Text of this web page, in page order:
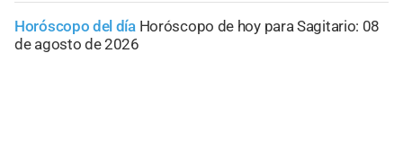
Horóscopo del día Horóscopo de hoy para Sagitario: 08
de agosto de 2026